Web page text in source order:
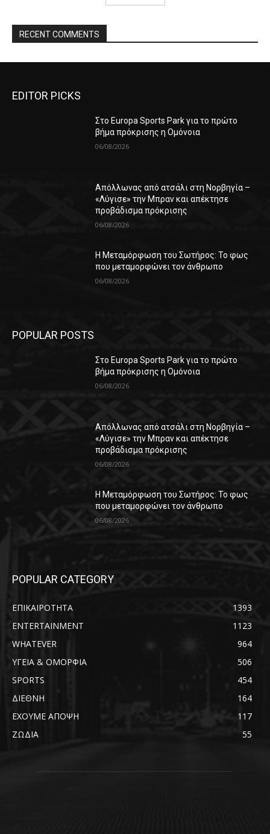
RECENT COMMENTS
EDITOR PICKS
Στο Europa Sports Park για το πρώτο
βήμα πρόκρισης η Ομόνοια
06/08/2026
Απόλλωνας από ατσάλι στη Νορβηγία –
«Λύγισε» την Μπραν και απέκτησε
προβάδισμα πρόκρισης
06/08/2026
Η Μεταμόρφωση του Σωτήρος: Το φως
που μεταμορφώνει τον άνθρωπο
06/08/2026
POPULAR POSTS
Στο Europa Sports Park για το πρώτο
βήμα πρόκρισης η Ομόνοια
06/08/2026
Απόλλωνας από ατσάλι στη Νορβηγία –
«Λύγισε» την Μπραν και απέκτησε
προβάδισμα πρόκρισης
06/08/2026
Η Μεταμόρφωση του Σωτήρος: Το φως
που μεταμορφώνει τον άνθρωπο
06/08/2026
POPULAR CATEGORY
ΕΠΙΚΑΙΡΟΤΗΤΑ
1393
ENTERTAINMENT
1123
WHATEVER
964
ΥΓΕΙΑ & ΟΜΟΡΦΙΑ
506
SPORTS
454
ΔΙΕΘΝΗ
164
ΕΧΟΥΜΕ ΑΠΟΨΗ
117
ΖΩΔΙΑ
55